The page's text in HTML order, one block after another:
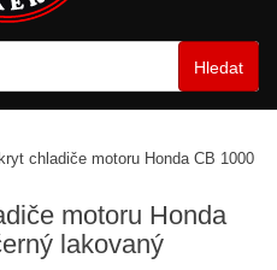
Hledat
chladiče motoru Honda CB 1000 R
motoru Honda
lakovaný